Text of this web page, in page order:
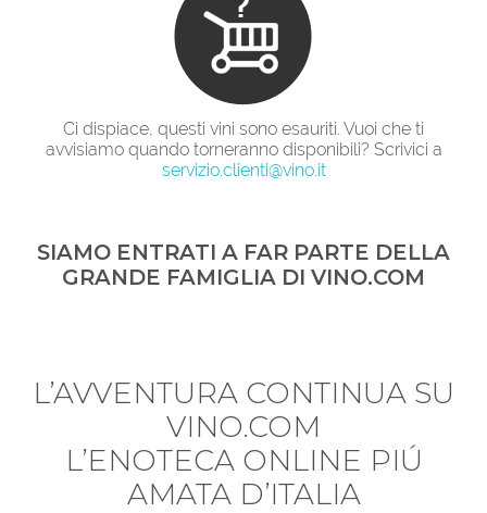
Ci dispiace, questi vini sono esauriti. Vuoi che ti
avvisiamo quando torneranno disponibili? Scrivici a
servizio.clienti@vino.it
SIAMO ENTRATI A FAR PARTE DELLA
GRANDE FAMIGLIA DI VINO.COM
L’AVVENTURA CONTINUA SU
VINO.COM
L’ENOTECA ONLINE PIÚ
AMATA D’ITALIA